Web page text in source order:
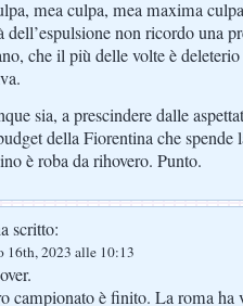
mea culpa, mea maxima
non ricordo una
che il più delle volte è
sia, a prescindere dalle
della Fiorentina che
è roba da rihovero. Punto.
scritto:
16th, 2023 alle 10:13
campionato è finito. La roma ha